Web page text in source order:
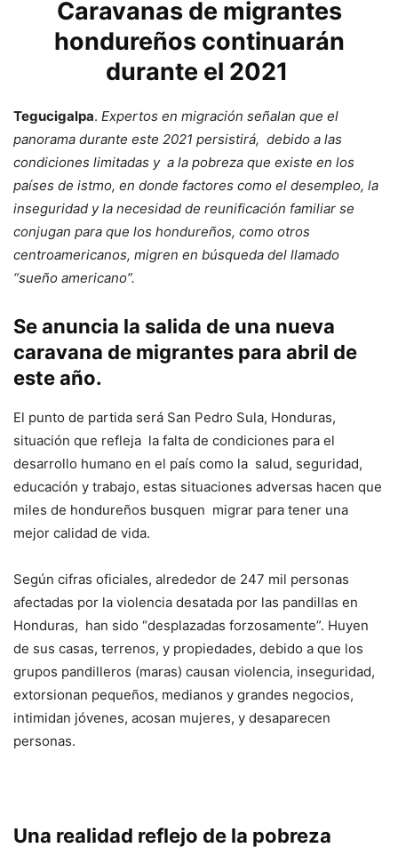
Caravanas de migrantes
hondureños continuarán
durante el 2021
Tegucigalpa. Expertos en migración señalan que el
panorama durante este 2021 persistirá, debido a las
condiciones limitadas y a la pobreza que existe en los
países de istmo, en donde factores como el desempleo, la
inseguridad y la necesidad de reunificación familiar se
conjugan para que los hondureños, como otros
centroamericanos, migren en búsqueda del llamado
“sueño americano”.
Se anuncia la salida de una nueva
caravana de migrantes para abril de
este año.
El punto de partida será San Pedro Sula, Honduras,
situación que refleja la falta de condiciones para el
desarrollo humano en el país como la salud, seguridad,
educación y trabajo, estas situaciones adversas hacen que
miles de hondureños busquen migrar para tener una
mejor calidad de vida.
Según cifras oficiales, alrededor de 247 mil personas
afectadas por la violencia desatada por las pandillas en
Honduras, han sido “desplazadas forzosamente”. Huyen
de sus casas, terrenos, y propiedades, debido a que los
grupos pandilleros (maras) causan violencia, inseguridad,
extorsionan pequeños, medianos y grandes negocios,
intimidan jóvenes, acosan mujeres, y desaparecen
personas.
Una realidad reflejo de la pobreza